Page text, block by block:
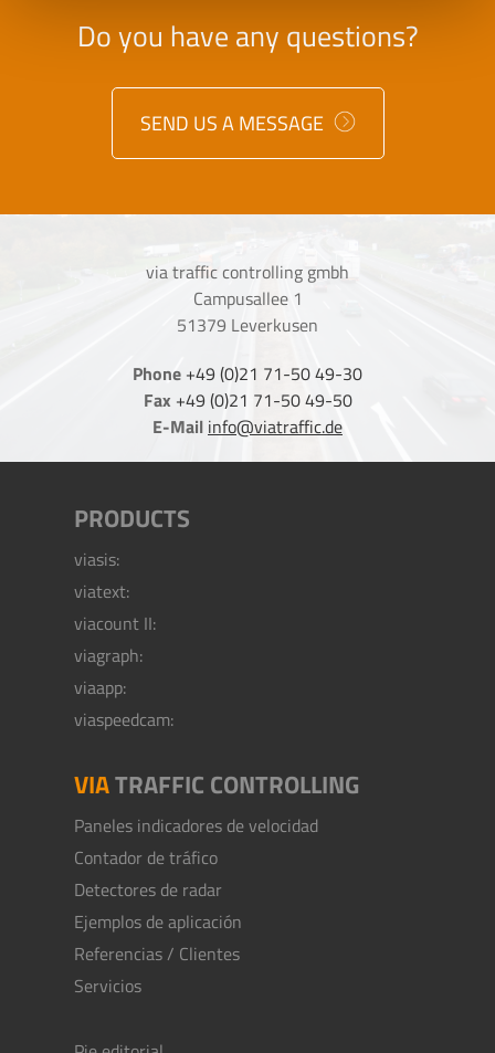
Do you have any questions?
SEND US A MESSAGE
via traffic controlling gmbh
Campusallee 1
51379 Leverkusen
Phone +49 (0)21 71-50 49-30
Fax +49 (0)21 71-50 49-50
E-Mail info@viatraffic.de
PRODUCTS
viasis:
viatext:
viacount II:
viagraph:
viaapp:
viaspeedcam:
VIATRAFFIC CONTROLLING
Paneles indicadores de velocidad
Contador de tráfico
Detectores de radar
Ejemplos de aplicación
Referencias / Clientes
Servicios